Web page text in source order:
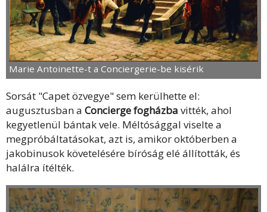
Marie Antoinette-t a Conciergerie-be kisérik
Sorsát "Capet özvegye" sem kerülhette el:
augusztusban a Concierge fogházba vitték, ahol
kegyetlenül bántak vele. Méltósággal viselte a
megpróbáltatásokat, azt is, amikor októberben a
jakobinusok követelésére bíróság elé állították, és
halálra ítélték.